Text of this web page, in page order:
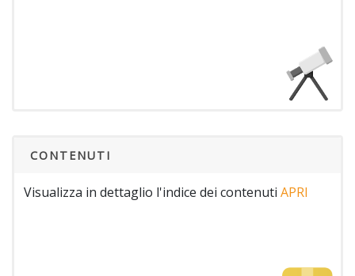
CONTENUTI
Visualizza in dettaglio l'indice dei contenuti APRI